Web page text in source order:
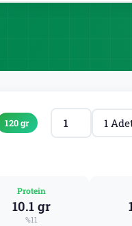
120 gr
Protein
10.1 gr
%11